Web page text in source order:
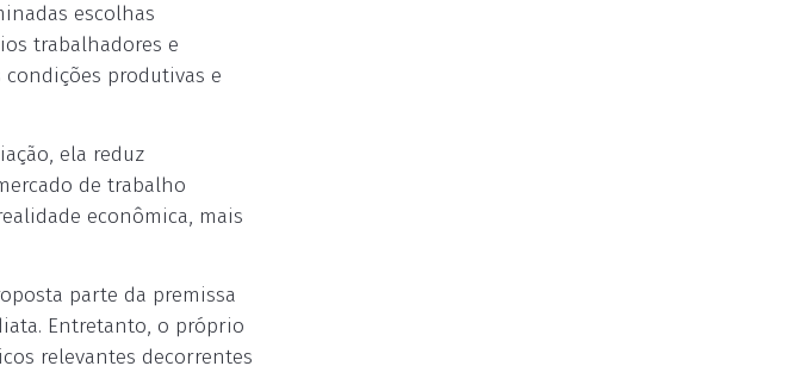
escolhas
trabalhadores e
produtivas e
ela reduz
de trabalho
econômica, mais
parte da premissa
Entretanto, o próprio
relevantes decorrentes